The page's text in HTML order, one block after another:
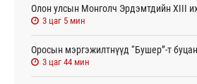
Олон улсын Монголч Эрдэмтдийн XIII
3 цаг 5 мин
Оросын мэргэжилтнүүд “Бушер”-т
3 цаг 44 мин